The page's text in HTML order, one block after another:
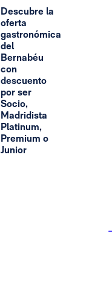
Descubre la
oferta
gastronómica
del
Bernabéu
con
descuento
por ser
Socio,
Madridista
Platinum,
Premium o
Junior